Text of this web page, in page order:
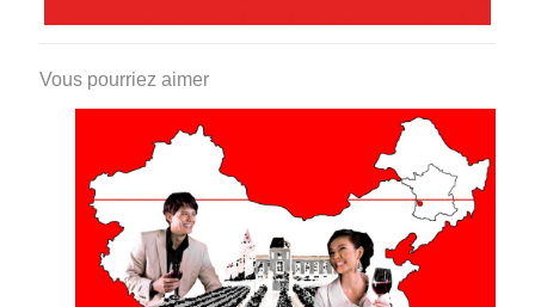
Vous pourriez aimer